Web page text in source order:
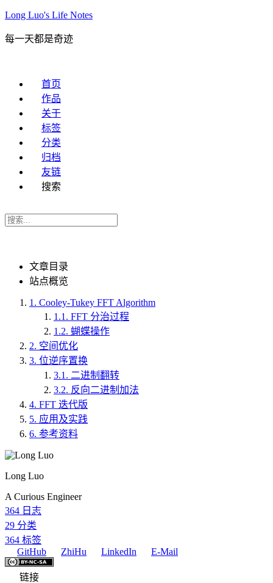
Long Luo's Life Notes
每一天都是奇迹
首页
作品
关于
标签
分类
归档
友链
搜索
文章目录
站点概览
1. Cooley-Tukey FFT Algorithm
1.1. FFT 分治过程
1.2. 蝴蝶操作
2. 空间优化
3. 位逆序置换
3.1. 二进制翻转
3.2. 反向二进制加法
4. FFT 迭代版
5. 应用及实践
6. 参考资料
Long Luo
A Curious Engineer
364 日志
29 分类
364 标签
GitHub
ZhiHu LinkedIn E-Mail
链接